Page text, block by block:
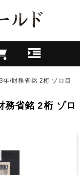
/財務省銘 2桁 ゾロ目
務省銘 2桁 ゾロ